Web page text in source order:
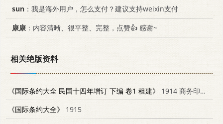
sun ：我是海外用户，怎么支付？建议支持weixin支付
康康 ：内容清晰、很平整、完整，点赞👍 感谢~
相关绝版资料
《国际条约大全 民国十四年增订 下编 卷1 租建》
1914 商务印书馆
《国际条约大全》
1915